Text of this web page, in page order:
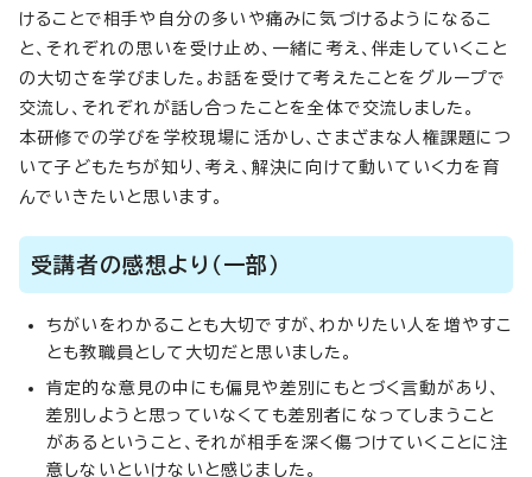
けることで相手や自分の多いや痛みに気づけるようになるこ
と、それぞれの思いを受け止め、一緒に考え、伴走していくこと
の大切さを学びました。お話を受けて考えたことをグループで
交流し、それぞれが話し合ったことを全体で交流しました。
本研修での学びを学校現場に活かし、さまざまな人権課題につ
いて子どもたちが知り、考え、解決に向けて動いていく力を育
んでいきたいと思います。
受講者の感想より（一部）
ちがいをわかることも大切ですが、わかりたい人を増やすこ
とも教職員として大切だと思いました。
肯定的な意見の中にも偏見や差別にもとづく言動があり、
差別しようと思っていなくても差別者になってしまうこと
があるということ、それが相手を深く傷つけていくことに注
意しないといけないと感じました。